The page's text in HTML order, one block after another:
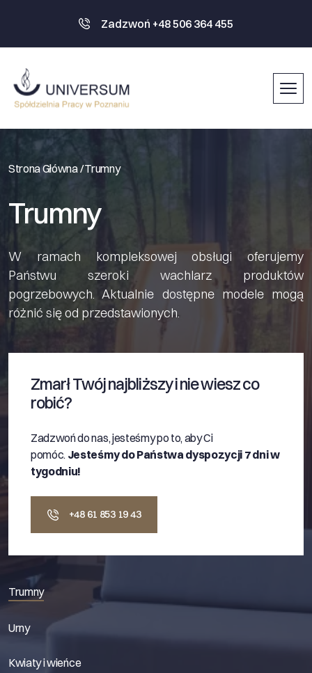
Zadzwoń +48 506 364 455
Strona Główna /Trumny
Trumny
W ramach kompleksowej obsługi oferujemy
Państwu szeroki wachlarz produktów
pogrzebowych. Aktualnie dostępne modele mogą
różnić się od przedstawionych.
Zmarł Twój najbliższy i nie wiesz co
robić?
Zadzwoń do nas, jesteśmy po to, aby Ci
pomóc. Jesteśmy do Państwa dyspozycji 7 dni w
tygodniu!
+48 61 853 19 43
Trumny
Urny
Kwiaty i wieńce